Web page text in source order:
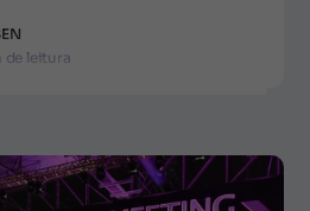
de leitura